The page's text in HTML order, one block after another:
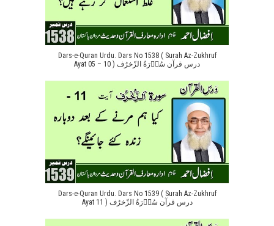
Dars-e-Quran Urdu. Dars No 1538 ( Surah Az-Zukhruf
Ayat 05 – 10 ) درس قرآن سُوۡرَةُ الزّخرُف
Dars-e-Quran Urdu. Dars No 1539 ( Surah Az-Zukhruf
Ayat 11 ) درس قرآن سُوۡرَةُ الزّخرُف